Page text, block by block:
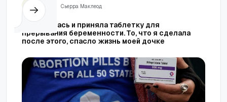
Сьерра Маклеод
Я испугалась и приняла таблетку для
прерывания беременности. То, что я сделала
после этого, спасло жизнь моей дочке